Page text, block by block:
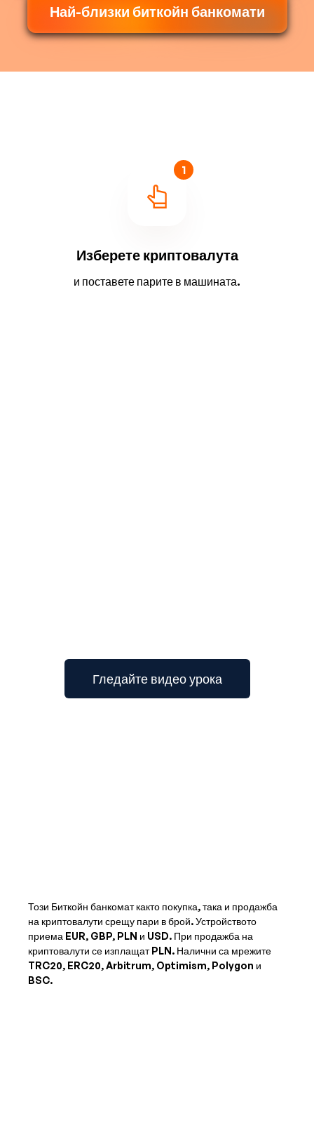
Най-близки биткойн банкомати
1
Изберете криптовалута
и поставете парите в машината.
Гледайте видео урока
Този Биткойн банкомат както покупка, така и продажба
на криптовалути срещу пари в брой. Устройството
приема EUR, GBP, PLN и USD. При продажба на
криптовалути се изплащатPLN. Налични са мрежите
TRC20, ERC20, Arbitrum, Optimism, Polygon и
BSC.